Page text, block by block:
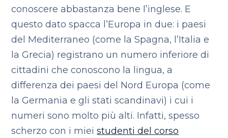
conoscere abbastanza bene l’inglese. E
questo dato spacca l’Europa in due: i paesi
del Mediterraneo (come la Spagna, l’Italia e
la Grecia) registrano un numero inferiore di
cittadini che conoscono la lingua, a
differenza dei paesi del Nord Europa (come
la Germania e gli stati scandinavi) i cui i
numeri sono molto più alti. Infatti, spesso
scherzo con i mieistudenti del corso